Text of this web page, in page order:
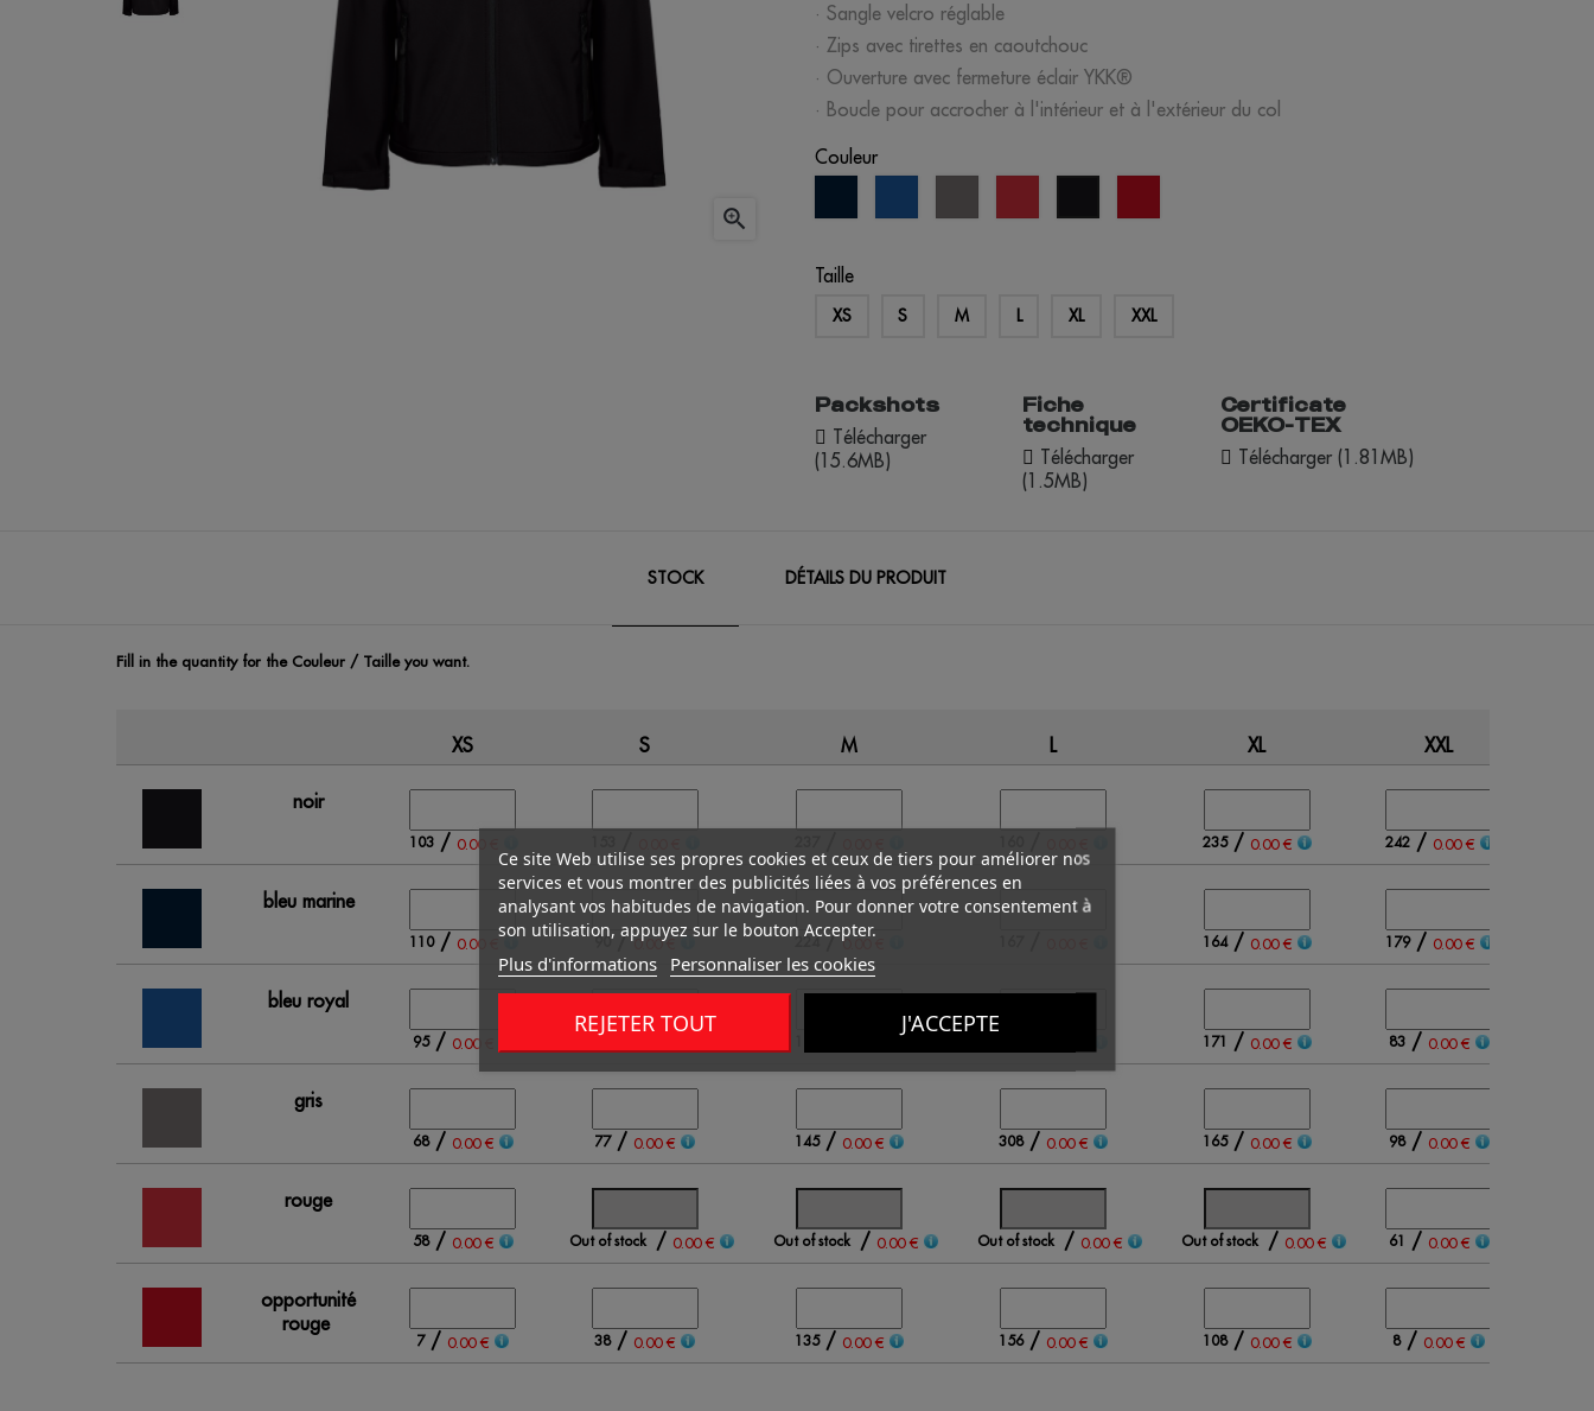

· Sangle velcro réglable
· Zips avec tirettes en caoutchouc
· Ouverture avec fermeture éclair YKK®
· Boucle pour accrocher à l'intérieur et à l'extérieur du col
Couleur
Taille
XS S M L XL XXL
Packshots
Télécharger
(15.6MB)
Fiche
technique
Télécharger
(1.5MB)
Certificate
OEKO-TEX
Télécharger (1.81MB)
STOCK DÉTAILS DU PRODUIT
Fill in the quantity for the Couleur / Taille you want.
XS S M L XL XXL
noir
103 / 0.00 € 235/ 0.00 € 242 / 0.00 €
bleu marine
110/ 0.00 € 90/ 0.00 € 224/0.00 € 164/ 0.00 € 179/ 0.00 €
bleu royal
95/ 0.00 € 88 171 / 0.00 € 83/ 0.00 €
gris
68/ 0.00 € 77/ 0.00 € 145/ 0.00 € 308/ 0.00 € 165/ 0.00 € 98/ 0.00 €
rouge
58/ 0.00 € Out of stock / 0.00 € Out of stock / 0.00 € Out of stock / 0.00 € Out of stock / 0.00 € 61 / 0.00 €
opportunité
rouge
7/ 0.00 € 38/ 0.00 € 135/ 0.00 € 156/ 0.00 € 108/ 0.00 € 8/ 0.00 €
Ce site Web utilise ses propres cookies et ceux de tiers pour améliorer nos
services et vous montrer des publicités liées à vos préférences en
analysant vos habitudes de navigation. Pour donner votre consentement à
son utilisation, appuyez sur le bouton Accepter.
Plus d'informations Personnaliser les cookies
REJETER TOUT J'ACCEPTE